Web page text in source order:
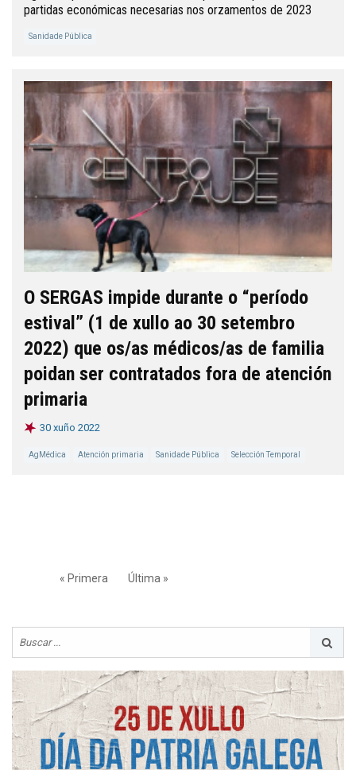
partidas económicas necesarias nos orzamentos de 2023
Sanidade Pública
O SERGAS impide durante o “período
estival” (1 de xullo ao 30 setembro
2022) que os/as médicos/as de familia
poidan ser contratados fora de atención
primaria
30 xuño 2022
AgMédica Atención primaria Sanidade Pública Selección Temporal
« Primera Última »